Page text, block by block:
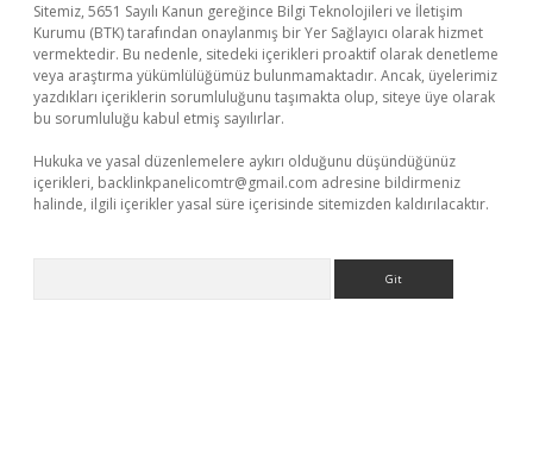
Sitemiz, 5651 Sayılı Kanun gereğince Bilgi Teknolojileri ve İletişim
Kurumu (BTK) tarafından onaylanmış bir Yer Sağlayıcı olarak hizmet
vermektedir. Bu nedenle, sitedeki içerikleri proaktif olarak denetleme
veya araştırma yükümlülüğümüz bulunmamaktadır. Ancak, üyelerimiz
yazdıkları içeriklerin sorumluluğunu taşımakta olup, siteye üye olarak
bu sorumluluğu kabul etmiş sayılırlar.
Hukuka ve yasal düzenlemelere aykırı olduğunu düşündüğünüz
içerikleri, backlinkpanelicomtr@gmail.com adresine bildirmeniz
halinde, ilgili içerikler yasal süre içerisinde sitemizden kaldırılacaktır.